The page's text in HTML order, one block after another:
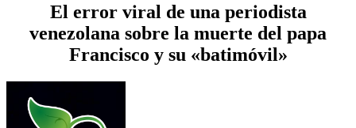
El error viral de una periodista
venezolana sobre la muerte del papa
Francisco y su «batimóvil»